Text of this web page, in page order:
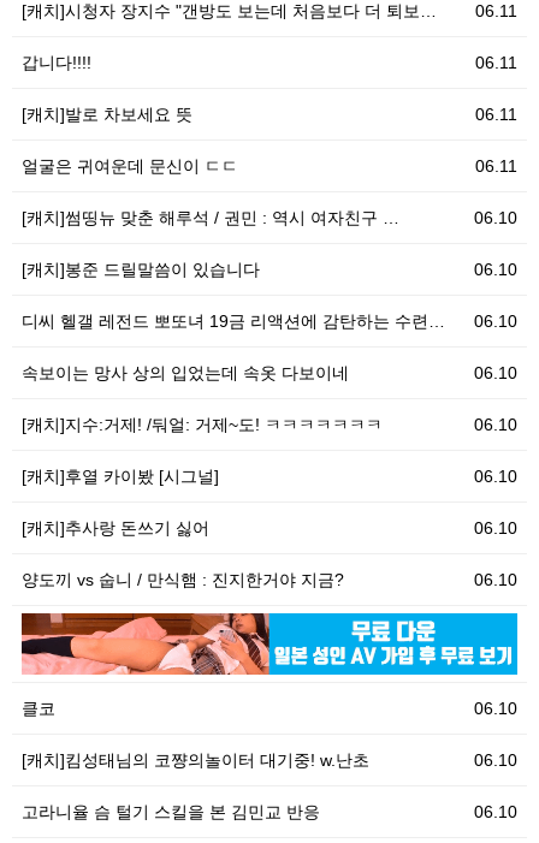
06.11
[캐치]시청자 장지수 "갠방도 보는데 처음보다 더 퇴보…
06.11
갑니다!!!!
06.11
[캐치]발로 차보세요 뜻
06.11
얼굴은 귀여운데 문신이 ㄷㄷ
06.10
[캐치]썸띵뉴 맞춘 해루석 / 권민 : 역시 여자친구 …
06.10
[캐치]봉준 드릴말씀이 있습니다
06.10
디씨 헬갤 레전드 뽀또녀 19금 리액션에 감탄하는 수련…
06.10
속보이는 망사 상의 입었는데 속옷 다보이네
06.10
[캐치]지수:거제! /둬얼: 거제~도! ㅋㅋㅋㅋㅋㅋㅋ
06.10
[캐치]후열 카이봤 [시그널]
06.10
[캐치]추사랑 돈쓰기 싫어
06.10
양도끼 vs 숩니 / 만식햄 : 진지한거야 지금?
06.10
클코
06.10
[캐치]킴성태님의 코쨩의놀이터 대기중! w.난초
06.10
고라니율 슴 털기 스킬을 본 김민교 반응